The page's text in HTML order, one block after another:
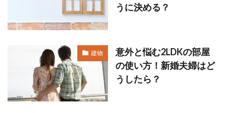
うに決める？
建物
意外と悩む2LDKの部屋
の使い方！新婚夫婦はど
うしたら？